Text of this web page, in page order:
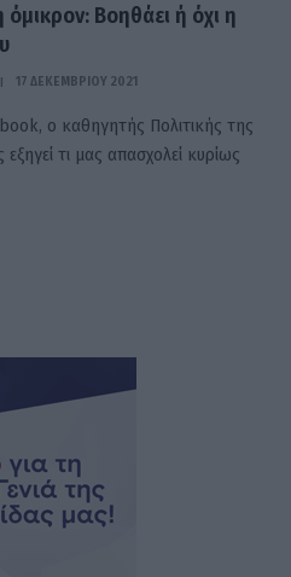
Βοηθάει ή όχι η
17 ΔΕΚΕΜΒΡΊΟΥ 2021
ο καθηγητής Πολιτικής της
τι μας απασχολεί κυρίως